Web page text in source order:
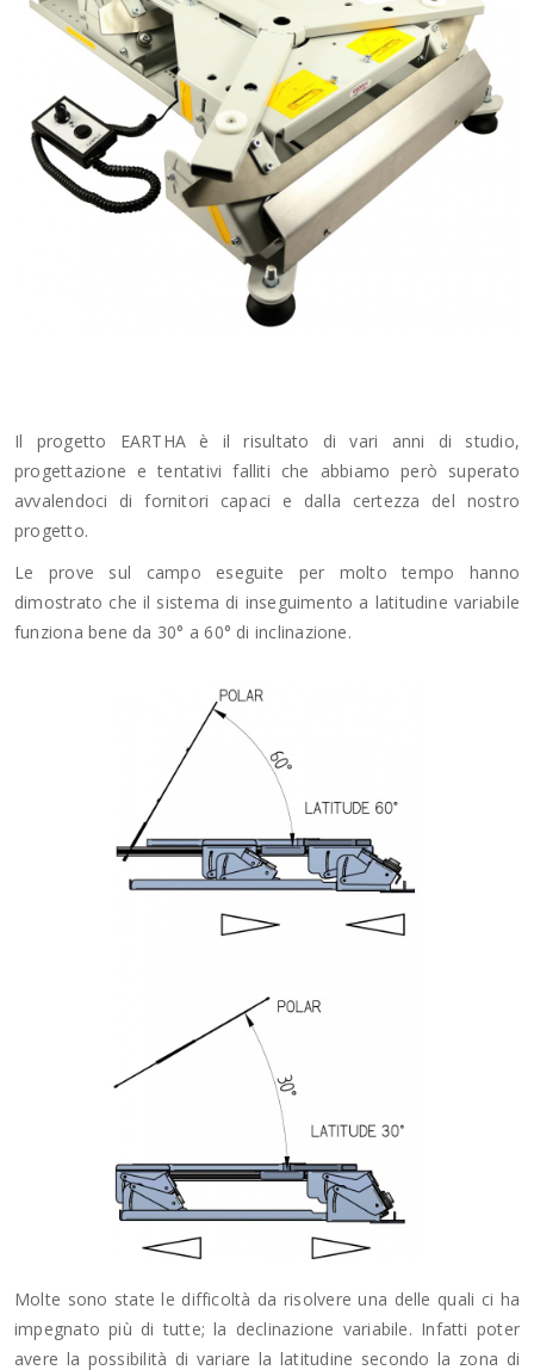
Il progetto EARTHA è il risultato di vari anni di studio,
progettazione e tentativi falliti che abbiamo però superato
avvalendoci di fornitori capaci e dalla certezza del nostro
progetto.
Le prove sul campo eseguite per molto tempo hanno
dimostrato che il sistema di inseguimento a latitudine variabile
funziona bene da 30° a 60° di inclinazione.
Molte sono state le difficoltà da risolvere una delle quali ci ha
impegnato più di tutte; la declinazione variabile. Infatti poter
avere la possibilità di variare la latitudine secondo la zona di